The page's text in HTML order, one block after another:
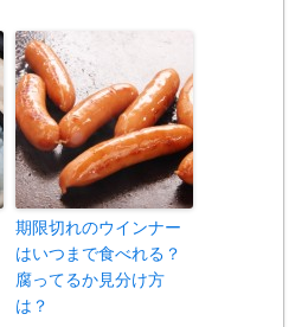
期限切れのウインナー
はいつまで食べれる？
腐ってるか見分け方
は？